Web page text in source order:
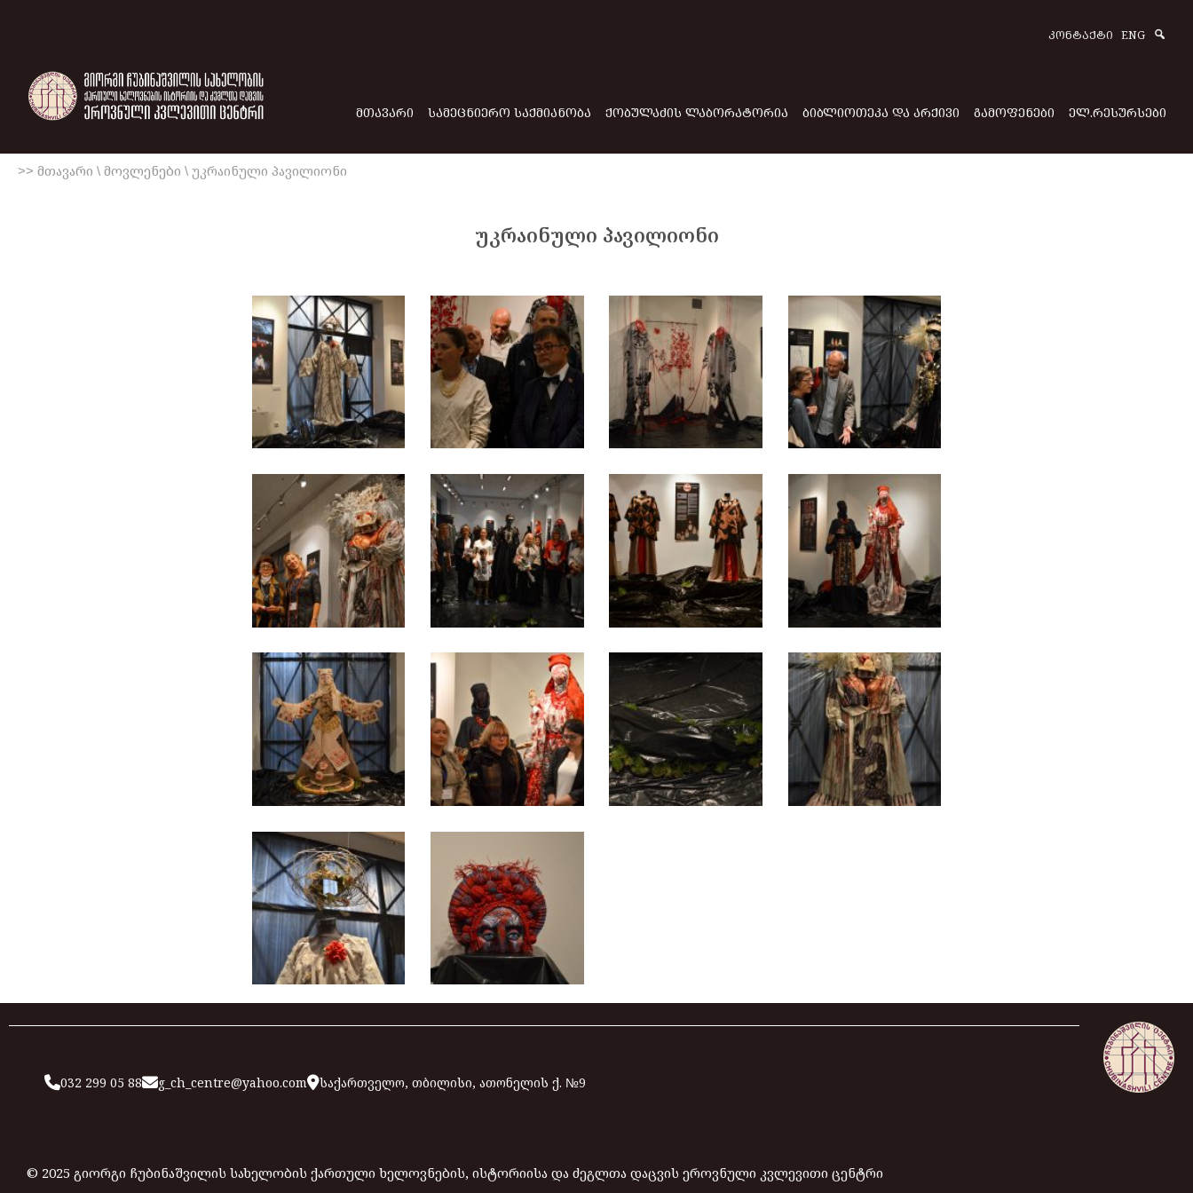
ᲙᲝᲜᲢᲐᲥᲢᲘ ENG
ᲛᲗᲐᲕᲐᲠᲘ ᲡᲐᲛᲔᲪᲜᲘᲔᲠᲝ ᲡᲐᲥᲛᲘᲐᲜᲝᲑᲐ ᲥᲝᲑᲣᲚᲐᲫᲘᲡ ᲚᲐᲑᲝᲠᲐᲢᲝᲠᲘᲐ ᲑᲘᲑᲚᲘᲝᲗᲔᲙᲐ ᲓᲐ ᲐᲠᲥᲘᲕᲘ ᲒᲐᲛᲝᲤᲔᲜᲔᲑᲘ ᲔᲚ.ᲠᲔᲡᲣᲠᲡᲔᲑᲘ
>> მთავარი \ მოვლენები \ უკრაინული პავილიონი
უკრაინული პავილიონი
032 299 05 88 g_ch_centre@yahoo.com საქართველო, თბილისი, ათონელის ქ. №9
© 2025 გიორგი ჩუბინაშვილის სახელობის ქართული ხელოვნების, ისტორიისა და ძეგლთა დაცვის ეროვნული კვლევითი ცენტრი